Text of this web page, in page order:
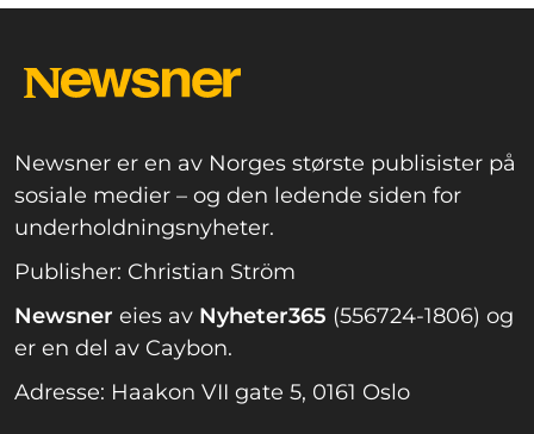
Newsner er en av Norges største publisister på
sosiale medier – og den ledende siden for
underholdningsnyheter.
Publisher: Christian Ström
Newsner eies av Nyheter365 (556724-1806) og
er en del av Caybon.
Adresse: Haakon VII gate 5, 0161 Oslo